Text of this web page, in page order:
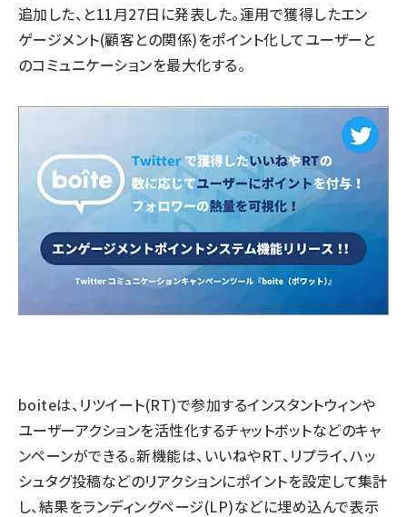
追加した、と11月27日に発表した。運用で獲得したエン
ゲージメント(顧客との関係)をポイント化してユーザーと
のコミュニケーションを最大化する。
boiteは、リツイート(RT)で参加するインスタントウィンや
ユーザーアクションを活性化するチャットボットなどのキャ
ンペーンができる。新機能は、いいねやRT、リプライ、ハッ
シュタグ投稿などのリアクションにポイントを設定して集計
し、結果をランディングページ(LP)などに埋め込んで表示